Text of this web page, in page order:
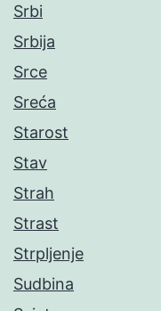
Srbi
Srbija
Srce
Sreća
Starost
Stav
Strah
Strast
Strpljenje
Sudbina